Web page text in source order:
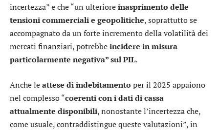
incertezza” e che “un ulterioreinasprimento delle
tensioni commerciali e geopolitiche, soprattutto se
accompagnato da un forte incremento della volatilità dei
mercati finanziari, potrebbeincidere in misura
particolarmente negativa” sul PIL.
Anche leattese di indebitamento per il 2025 appaiono
nel complesso “coerenti con i dati di cassa
attualmente disponibili, nonostante l’incertezza che,
come usuale, contraddistingue queste valutazioni”, in